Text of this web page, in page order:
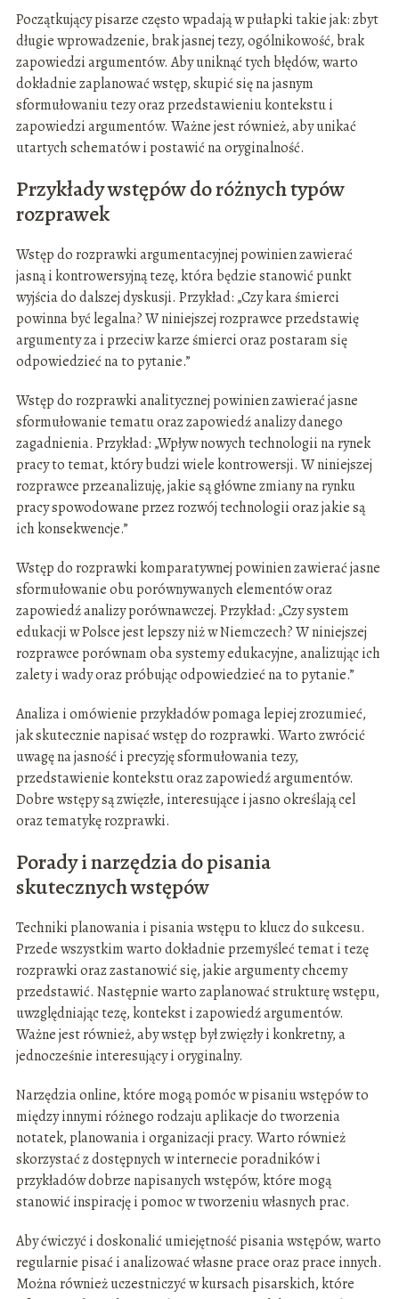
Początkujący pisarze często wpadają w pułapki takie jak: zbyt
długie wprowadzenie, brak jasnej tezy, ogólnikowość, brak
zapowiedzi argumentów. Aby uniknąć tych błędów, warto
dokładnie zaplanować wstęp, skupić się na jasnym
sformułowaniu tezy oraz przedstawieniu kontekstu i
zapowiedzi argumentów. Ważne jest również, aby unikać
utartych schematów i postawić na oryginalność.
Przykłady wstępów do różnych typów
rozprawek
Wstęp do rozprawki argumentacyjnej powinien zawierać
jasną i kontrowersyjną tezę, która będzie stanowić punkt
wyjścia do dalszej dyskusji. Przykład: „Czy kara śmierci
powinna być legalna? W niniejszej rozprawce przedstawię
argumenty za i przeciw karze śmierci oraz postaram się
odpowiedzieć na to pytanie.”
Wstęp do rozprawki analitycznej powinien zawierać jasne
sformułowanie tematu oraz zapowiedź analizy danego
zagadnienia. Przykład: „Wpływ nowych technologii na rynek
pracy to temat, który budzi wiele kontrowersji. W niniejszej
rozprawce przeanalizuję, jakie są główne zmiany na rynku
pracy spowodowane przez rozwój technologii oraz jakie są
ich konsekwencje.”
Wstęp do rozprawki komparatywnej powinien zawierać jasne
sformułowanie obu porównywanych elementów oraz
zapowiedź analizy porównawczej. Przykład: „Czy system
edukacji w Polsce jest lepszy niż w Niemczech? W niniejszej
rozprawce porównam oba systemy edukacyjne, analizując ich
zalety i wady oraz próbując odpowiedzieć na to pytanie.”
Analiza i omówienie przykładów pomaga lepiej zrozumieć,
jak skutecznie napisać wstęp do rozprawki. Warto zwrócić
uwagę na jasność i precyzję sformułowania tezy,
przedstawienie kontekstu oraz zapowiedź argumentów.
Dobre wstępy są zwięzłe, interesujące i jasno określają cel
oraz tematykę rozprawki.
Porady i narzędzia do pisania
skutecznych wstępów
Techniki planowania i pisania wstępu to klucz do sukcesu.
Przede wszystkim warto dokładnie przemyśleć temat i tezę
rozprawki oraz zastanowić się, jakie argumenty chcemy
przedstawić. Następnie warto zaplanować strukturę wstępu,
uwzględniając tezę, kontekst i zapowiedź argumentów.
Ważne jest również, aby wstęp był zwięzły i konkretny, a
jednocześnie interesujący i oryginalny.
Narzędzia online, które mogą pomóc w pisaniu wstępów to
między innymi różnego rodzaju aplikacje do tworzenia
notatek, planowania i organizacji pracy. Warto również
skorzystać z dostępnych w internecie poradników i
przykładów dobrze napisanych wstępów, które mogą
stanowić inspirację i pomoc w tworzeniu własnych prac.
Aby ćwiczyć i doskonalić umiejętność pisania wstępów, warto
regularnie pisać i analizować własne prace oraz prace innych.
Można również uczestniczyć w kursach pisarskich, które